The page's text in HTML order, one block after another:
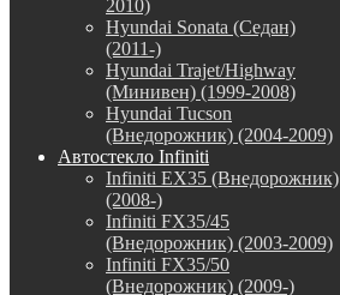
2010)
Hyundai Sonata (Седан)
(2011-)
Hyundai Trajet/Highway
(Минивен) (1999-2008)
Hyundai Tucson
(Внедорожник) (2004-2009)
Автостекло Infiniti
Infiniti EX35 (Внедорожник)
(2008-)
Infiniti FX35/45
(Внедорожник) (2003-2009)
Infiniti FX35/50
(Внедорожник) (2009-)